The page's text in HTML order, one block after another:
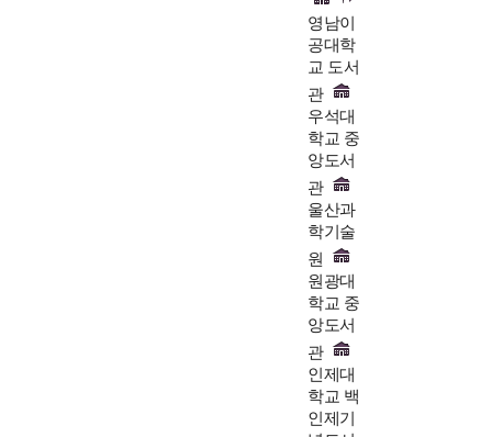
영남이
공대학
교 도서
관
우석대
학교 중
앙도서
관
울산과
학기술
원
원광대
학교 중
앙도서
관
인제대
학교 백
인제기